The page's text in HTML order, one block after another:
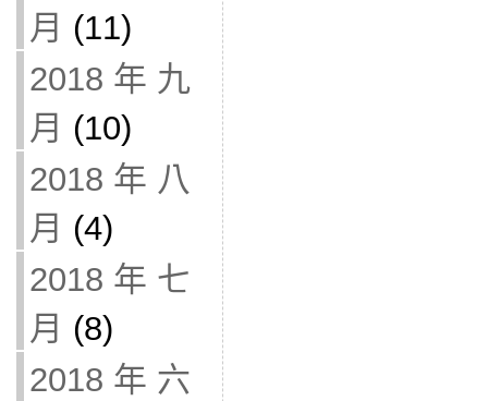
月 (11)
2018 年 九
月 (10)
2018 年 八
月 (4)
2018 年 七
月 (8)
2018 年 六